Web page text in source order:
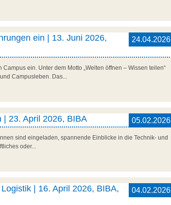
24.04.2026
ein | 13. Juni 2026,
ein. Unter dem Motto „Welten öffnen – Wissen teilen“
Campusleben. Das...
05.02.2026
| 23. April 2026, BIBA
sind eingeladen, spannende Einblicke in die Technik- und
oder...
04.02.2026
| 16. April 2026, BIBA,